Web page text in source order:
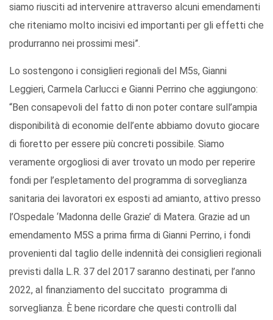
siamo riusciti ad intervenire attraverso alcuni emendamenti
che riteniamo molto incisivi ed importanti per gli effetti che
produrranno nei prossimi mesi”.
Lo sostengono i consiglieri regionali del M5s, Gianni
Leggieri, Carmela Carlucci e Gianni Perrino che aggiungono:
“Ben consapevoli del fatto di non poter contare sull’ampia
disponibilità di economie dell’ente abbiamo dovuto giocare
di fioretto per essere più concreti possibile. Siamo
veramente orgogliosi di aver trovato un modo per reperire
fondi per l’espletamento del programma di sorveglianza
sanitaria dei lavoratori ex esposti ad amianto, attivo presso
l’Ospedale ‘Madonna delle Grazie’ di Matera. Grazie ad un
emendamento M5S a prima firma di Gianni Perrino, i fondi
provenienti dal taglio delle indennità dei consiglieri regionali
previsti dalla L.R. 37 del 2017 saranno destinati, per l’anno
2022, al finanziamento del succitato programma di
sorveglianza. È bene ricordare che questi controlli dal